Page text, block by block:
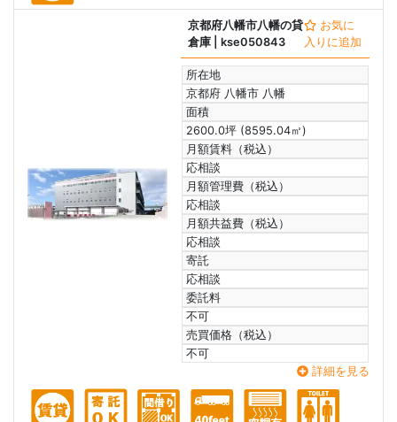
京都府八幡市八幡の貸
倉庫 | kse050843
お気に
入りに追加
所在地
京都府 八幡市 八幡
面積
2600.0坪 (8595.04㎡)
月額賃料（税込）
応相談
月額管理費（税込）
応相談
月額共益費（税込）
応相談
寄託
応相談
委託料
不可
売買価格（税込）
不可
詳細を見る